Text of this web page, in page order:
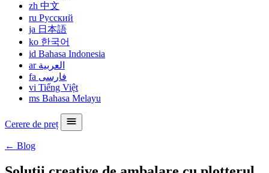
zh 中文
ru Русский
ja 日本語
ko 한국어
id Bahasa Indonesia
ar العربية
fa فارسی
vi Tiếng Việt
ms Bahasa Melayu
Cerere de preț
← Blog